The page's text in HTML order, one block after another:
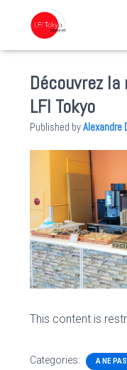
Découvrez
LFI Tokyo
Published byAlexandre
This content is
Categories: A NE